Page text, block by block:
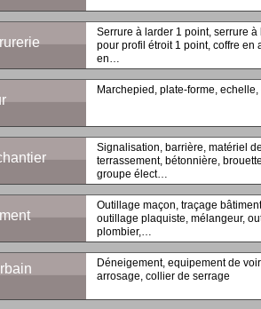
Serrure à larder 1 point, serrure
pour profil étroit 1 point, coffre en
en…
Marchepied, plate-forme,
Signalisation, barrière, matériel
terrassement, bétonnière,
groupe élect…
Outillage maçon, traçage
outillage plaquiste, mélangeur,
plombier,…
Déneigement, equipement de
arrosage, collier de serrage